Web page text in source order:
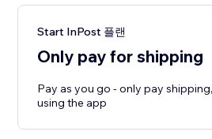
Start InPost 플랜
Only pay for shipping
Pay as you go - only pay
using the app